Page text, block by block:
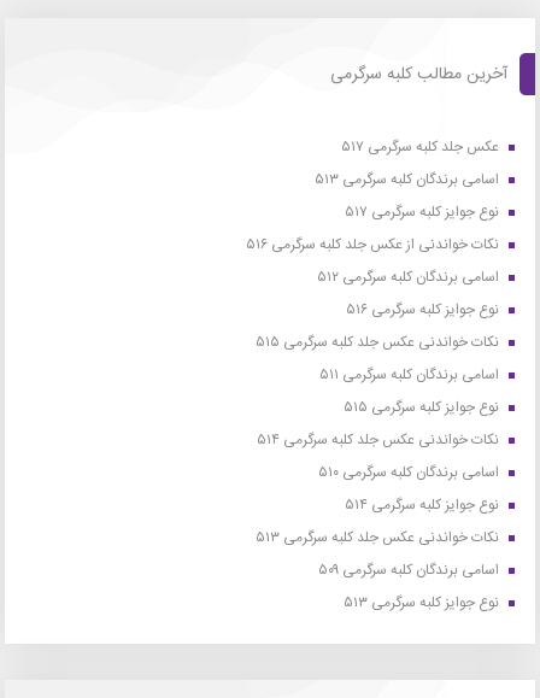
آخرین مطالب کلبه سرگرمی
عکس جلد کلبه سرگرمی ۵۱۷
اسامی برندگان کلبه سرگرمی ۵۱۳
نوع جوایز کلبه سرگرمی ۵۱۷
نکات خواندنی از عکس جلد کلبه سرگرمی ۵۱۶
اسامی برندگان کلبه سرگرمی ۵۱۲
نوع جوایز کلبه سرگرمی ۵۱۶
نکات خواندنی عکس جلد کلبه سرگرمی ۵۱۵
اسامی برندگان کلبه سرگرمی ۵۱۱
نوع جوایز کلبه سرگرمی ۵۱۵
نکات خواندنی عکس جلد کلبه سرگرمی ۵۱۴
اسامی برندگان کلبه سرگرمی ۵۱۰
نوع جوایز کلبه سرگرمی ۵۱۴
نکات خواندنی عکس جلد کلبه سرگرمی ۵۱۳
اسامی برندگان کلبه سرگرمی ۵۰۹
نوع جوایز کلبه سرگرمی ۵۱۳